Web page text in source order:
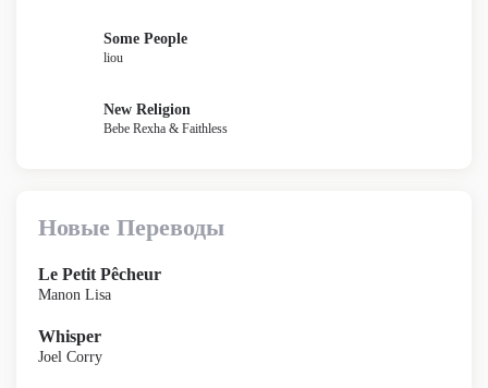
Some People
liou
New Religion
Bebe Rexha & Faithless
Новые Переводы
Le Petit Pêcheur
Manon Lisa
Whisper
Joel Corry